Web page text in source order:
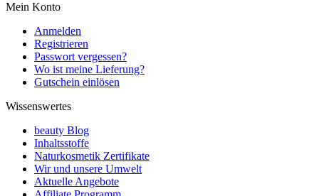
Mein Konto
Anmelden
Registrieren
Passwort vergessen?
Wo ist meine Lieferung?
Gutschein einlösen
Wissenswertes
beauty Blog
Inhaltsstoffe
Naturkosmetik Zertifikate
Wir und unsere Umwelt
Aktuelle Angebote